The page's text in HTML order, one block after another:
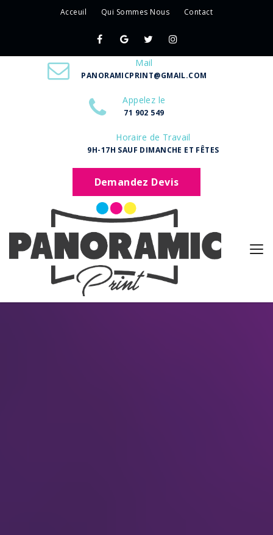
Acceuil Qui Sommes Nous Contact
Mail
PANORAMICPRINT@GMAIL.COM
Appelez le
71 902 549
Horaire de Travail
9H-17H SAUF DIMANCHE ET FÊTES
Demandez Devis